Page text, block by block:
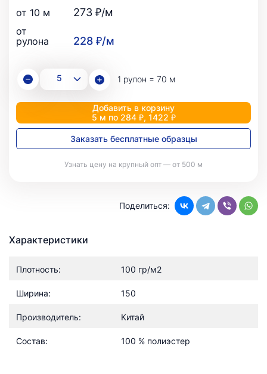
от 10 м 273 ₽/м
от
рулона
228 ₽/м
1 рулон = 70 м
Добавить в корзину
5 м по 284 ₽, 1422 ₽
Заказать бесплатные образцы
Узнать цену на крупный опт — от 500 м
Поделиться:
Характеристики
Плотность: 100 гр/м2
Ширина: 150
Производитель: Китай
Состав: 100 % полиэстер